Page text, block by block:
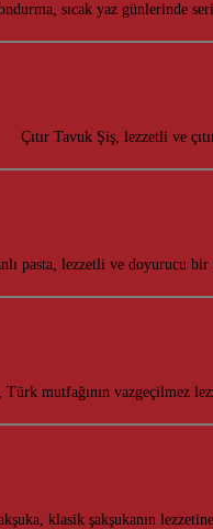
sıcak yaz günlerinde
Çıtır Tavuk Şiş, lezzetli ve
pasta, lezzetli ve doyurucu
mutfağının vazgeçilmez
klasik şakşukanın